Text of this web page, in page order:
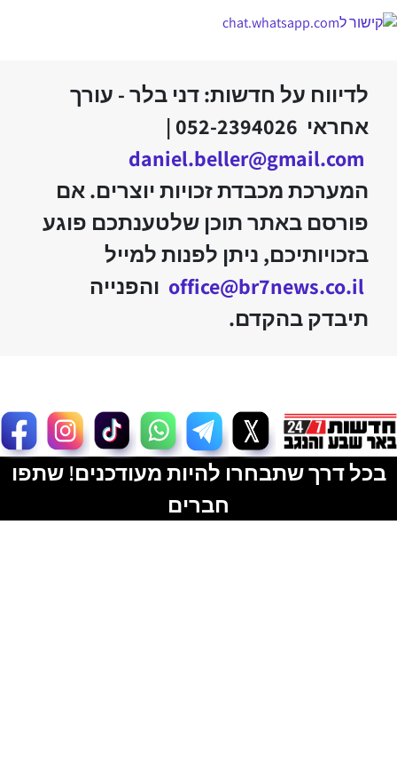
לדיווח על חדשות: דני בלר - עורך
אחראי 052-2394026 |
daniel.beller@gmail.com
המערכת מכבדת זכויות יוצרים. אם
פורסם באתר תוכן שלטענתכם פוגע
בזכויותיכם, ניתן לפנות למייל
office@br7news.co.il והפנייה
תיבדק בהקדם.
בכל דרך שתבחרו להיות מעודכנים! שתפו
חברים